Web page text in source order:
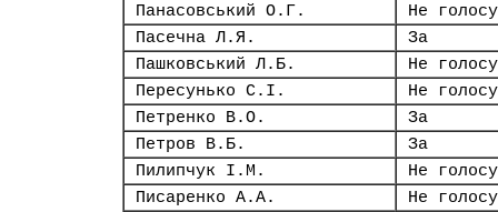
Панасовський О.Г.
Не
Пасечна Л.Я.
За
Пашковський Л.Б.
Не
Пересунько С.І.
Не
Петренко В.О.
За
Петров В.Б.
За
Пилипчук І.М.
Не
Писаренко А.А.
Не